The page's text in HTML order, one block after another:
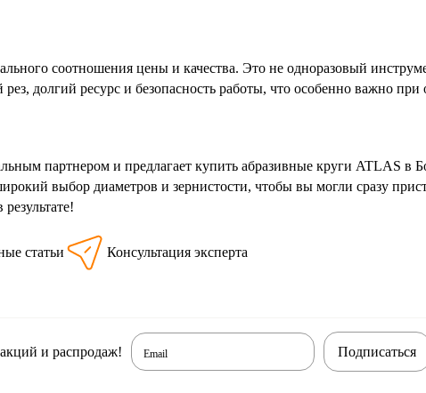
соотношения цены и качества. Это не одноразовый
долгий ресурс и безопасность работы, что особенно важно при
партнером и предлагает купить абразивные круги ATLAS в
выбор диаметров и зернистости, чтобы вы могли сразу
статьи Консультация эксперта
и распродаж! Email Подписаться